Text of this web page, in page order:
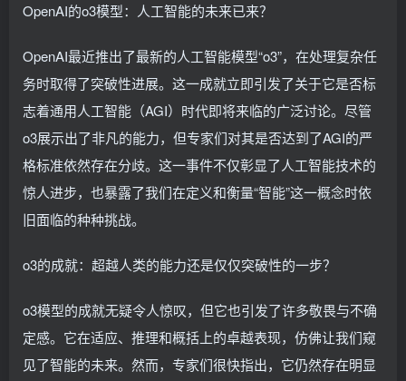
OpenAI的o3模型：人工智能的未来已来？
OpenAI最近推出了最新的人工智能模型“o3”，在处理复杂任
务时取得了突破性进展。这一成就立即引发了关于它是否标
志着通用人工智能（AGI）时代即将来临的广泛讨论。尽管
o3展示出了非凡的能力，但专家们对其是否达到了AGI的严
格标准依然存在分歧。这一事件不仅彰显了人工智能技术的
惊人进步，也暴露了我们在定义和衡量“智能”这一概念时依
旧面临的种种挑战。
o3的成就：超越人类的能力还是仅仅突破性的一步？
o3模型的成就无疑令人惊叹，但它也引发了许多敬畏与不确
定感。它在适应、推理和概括上的卓越表现，仿佛让我们窥
见了智能的未来。然而，专家们很快指出，它仍然存在明显